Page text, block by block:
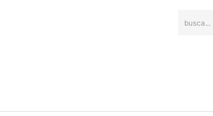
busca...